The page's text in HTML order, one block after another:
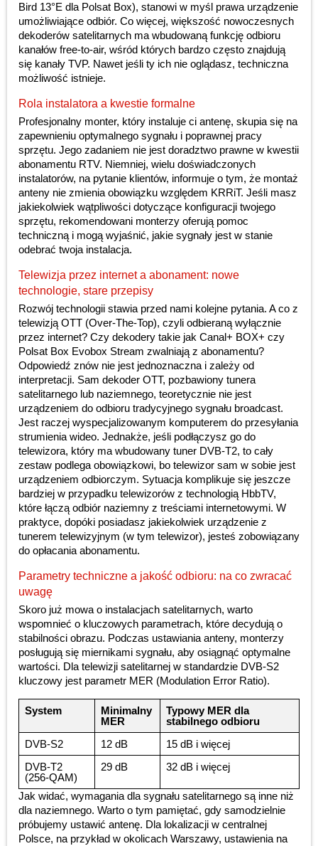
Bird 13°E dla Polsat Box), stanowi w myśl prawa urządzenie
umożliwiające odbiór. Co więcej, większość nowoczesnych
dekoderów satelitarnych ma wbudowaną funkcję odbioru
kanałów free-to-air, wśród których bardzo często znajdują
się kanały TVP. Nawet jeśli ty ich nie oglądasz, techniczna
możliwość istnieje.
Rola instalatora a kwestie formalne
Profesjonalny monter, który instaluje ci antenę, skupia się na
zapewnieniu optymalnego sygnału i poprawnej pracy
sprzętu. Jego zadaniem nie jest doradztwo prawne w kwestii
abonamentu RTV. Niemniej, wielu doświadczonych
instalatorów, na pytanie klientów, informuje o tym, że montaż
anteny nie zmienia obowiązku względem KRRiT. Jeśli masz
jakiekolwiek wątpliwości dotyczące konfiguracji twojego
sprzętu, rekomendowani monterzy oferują pomoc
techniczną i mogą wyjaśnić, jakie sygnały jest w stanie
odebrać twoja instalacja.
Telewizja przez internet a abonament: nowe
technologie, stare przepisy
Rozwój technologii stawia przed nami kolejne pytania. A co z
telewizją OTT (Over-The-Top), czyli odbieraną wyłącznie
przez internet? Czy dekodery takie jak Canal+ BOX+ czy
Polsat Box Evobox Stream zwalniają z abonamentu?
Odpowiedź znów nie jest jednoznaczna i zależy od
interpretacji. Sam dekoder OTT, pozbawiony tunera
satelitarnego lub naziemnego, teoretycznie nie jest
urządzeniem do odbioru tradycyjnego sygnału broadcast.
Jest raczej wyspecjalizowanym komputerem do przesyłania
strumienia wideo. Jednakże, jeśli podłączysz go do
telewizora, który ma wbudowany tuner DVB-T2, to cały
zestaw podlega obowiązkowi, bo telewizor sam w sobie jest
urządzeniem odbiorczym. Sytuacja komplikuje się jeszcze
bardziej w przypadku telewizorów z technologią HbbTV,
które łączą odbiór naziemny z treściami internetowymi. W
praktyce, dopóki posiadasz jakiekolwiek urządzenie z
tunerem telewizyjnym (w tym telewizor), jesteś zobowiązany
do opłacania abonamentu.
Parametry techniczne a jakość odbioru: na co zwracać
uwagę
Skoro już mowa o instalacjach satelitarnych, warto
wspomnieć o kluczowych parametrach, które decydują o
stabilności obrazu. Podczas ustawiania anteny, monterzy
posługują się miernikami sygnału, aby osiągnąć optymalne
wartości. Dla telewizji satelitarnej w standardzie DVB-S2
kluczowy jest parametr MER (Modulation Error Ratio).
System
Minimalny
MER
Typowy MER dla
stabilnego odbioru
DVB-S2
12 dB
15 dB i więcej
DVB-T2
(256-QAM)
29 dB 32 dB i więcej
Jak widać, wymagania dla sygnału satelitarnego są inne niż
dla naziemnego. Warto o tym pamiętać, gdy samodzielnie
próbujemy ustawić antenę. Dla lokalizacji w centralnej
Polsce, na przykład w okolicach Warszawy, ustawienia na